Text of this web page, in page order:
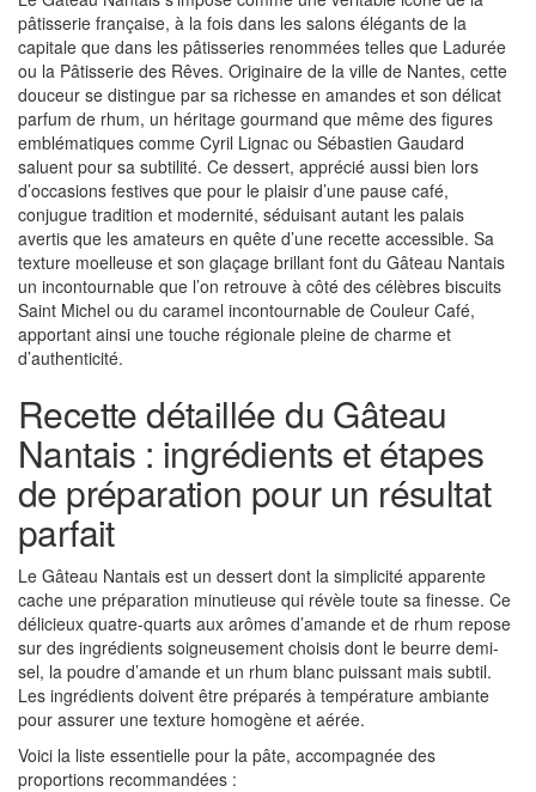
pâtisserie française, à la fois dans les salons élégants de la
capitale que dans les pâtisseries renommées telles que Ladurée
ou la Pâtisserie des Rêves. Originaire de la ville de Nantes, cette
douceur se distingue par sa richesse en amandes et son délicat
parfum de rhum, un héritage gourmand que même des figures
emblématiques comme Cyril Lignac ou Sébastien Gaudard
saluent pour sa subtilité. Ce dessert, apprécié aussi bien lors
d’occasions festives que pour le plaisir d’une pause café,
conjugue tradition et modernité, séduisant autant les palais
avertis que les amateurs en quête d’une recette accessible. Sa
texture moelleuse et son glaçage brillant font du Gâteau Nantais
un incontournable que l’on retrouve à côté des célèbres biscuits
Saint Michel ou du caramel incontournable de Couleur Café,
apportant ainsi une touche régionale pleine de charme et
d’authenticité.
Recette détaillée du Gâteau
Nantais : ingrédients et étapes
de préparation pour un résultat
parfait
Le Gâteau Nantais est un dessert dont la simplicité apparente
cache une préparation minutieuse qui révèle toute sa finesse. Ce
délicieux quatre-quarts aux arômes d’amande et de rhum repose
sur des ingrédients soigneusement choisis dont le beurre demi-
sel, la poudre d’amande et un rhum blanc puissant mais subtil.
Les ingrédients doivent être préparés à température ambiante
pour assurer une texture homogène et aérée.
Voici la liste essentielle pour la pâte, accompagnée des
proportions recommandées :